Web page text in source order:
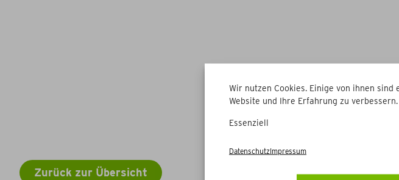
Wir nutzen Cookies. Einige von ihnen
Website und Ihre Erfahrung zu verbessern.
Essenziell
DatenschutzImpressum
Zurück zur Übersicht